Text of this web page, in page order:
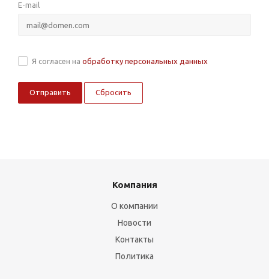
E-mail
Я согласен на обработку персональных данных
Сбросить
Компания
О компании
Новости
Контакты
Политика